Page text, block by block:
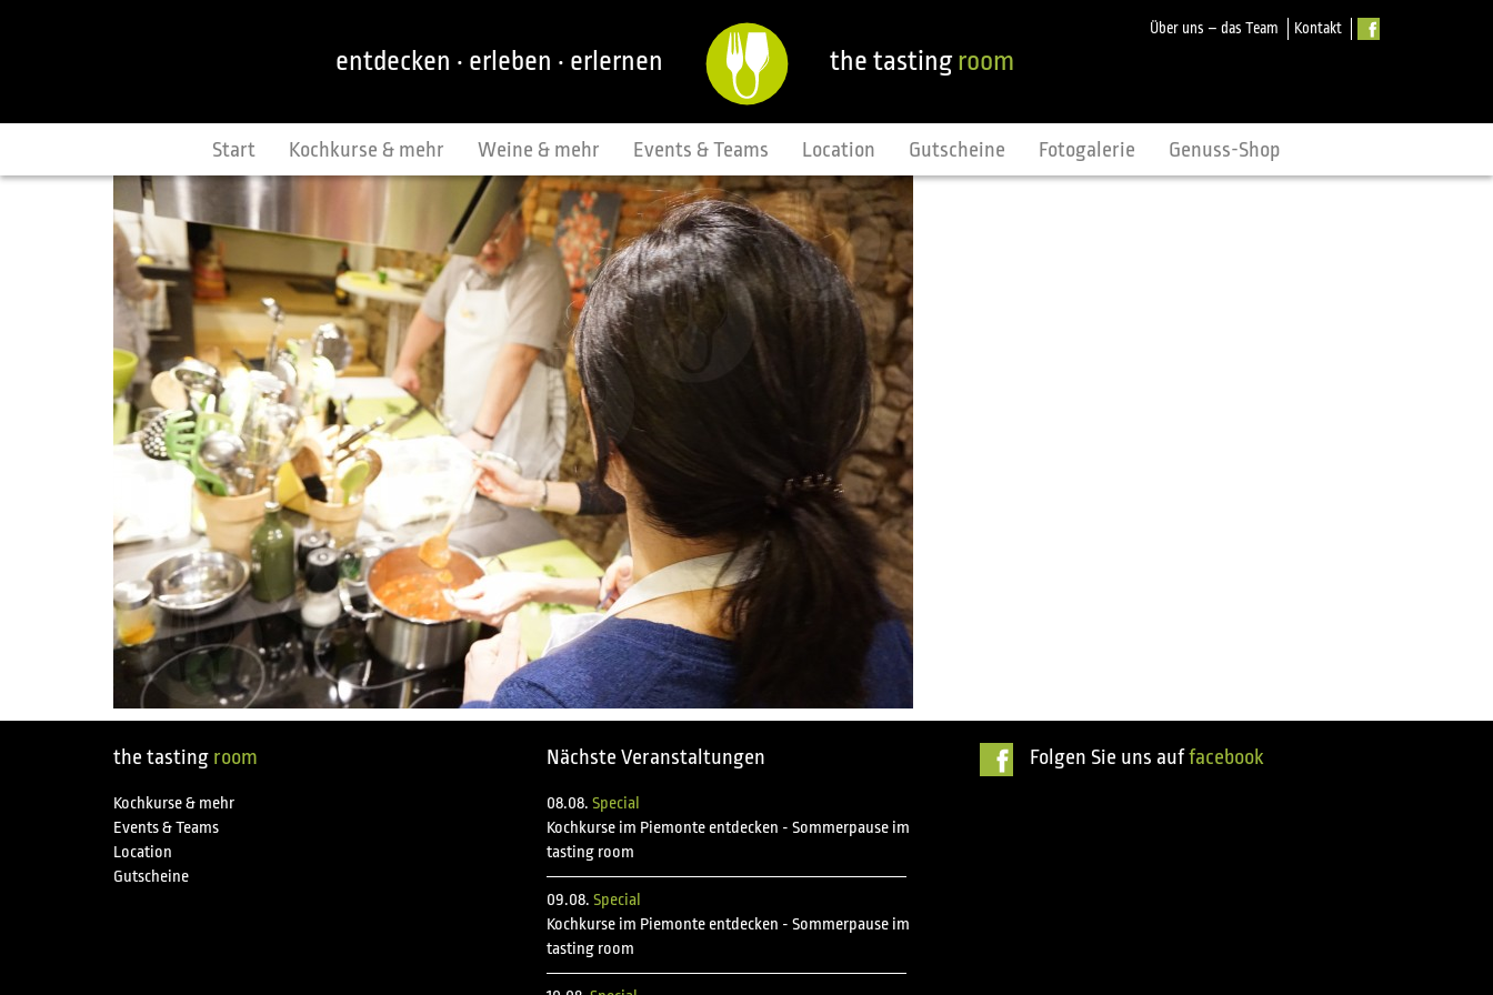
Über uns – das Team Kontakt
entdecken · erleben · erlernen the tastingroom
Start Kochkurse & mehr Weine & mehr Events & Teams Location Gutscheine Fotogalerie Genuss-Shop
the tasting room
Kochkurse & mehr
Events & Teams
Location
Gutscheine
Nächste Veranstaltungen
08.08. Special
Kochkurse im Piemonte entdecken - Sommerpause im
tasting room
09.08. Special
Kochkurse im Piemonte entdecken - Sommerpause im
tasting room
Folgen Sie uns auffacebook